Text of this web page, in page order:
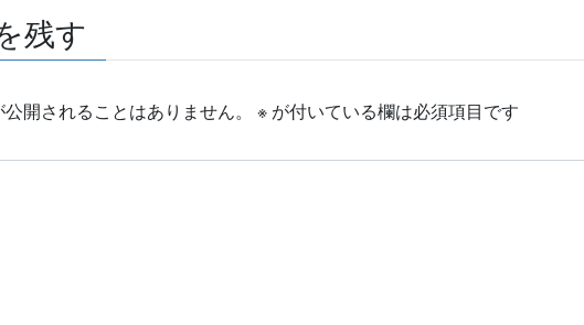
残す
開されることはありません。 ※ が付いている欄は必須項目です